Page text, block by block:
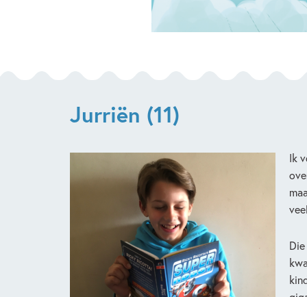
Jurriën (11)
Ik